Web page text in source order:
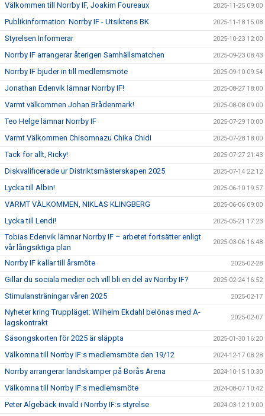
Välkommen till Norrby IF, Joakim Foureaux 2025-11-25 09:00
Publikinformation: Norrby IF - Utsiktens BK 2025-11-18 15:08
Styrelsen Informerar 2025-10-23 12:00
Norrby IF arrangerar återigen Samhällsmatchen 2025-09-23 08:43
Norrby IF bjuder in till medlemsmöte 2025-09-10 09:54
Jonathan Edenvik lämnar Norrby IF! 2025-08-27 18:00
Varmt välkommen Johan Brådenmark! 2025-08-08 09:00
Teo Helge lämnar Norrby IF 2025-07-29 10:00
Varmt Välkommen Chisomnazu Chika Chidi 2025-07-28 18:00
Tack för allt, Ricky! 2025-07-27 21:43
Diskvalificerade ur Distriktsmästerskapen 2025 2025-07-14 22:12
Lycka till Albin! 2025-06-10 19:57
VARMT VÄLKOMMEN, NIKLAS KLINGBERG 2025-06-06 09:00
Lycka till Lendi! 2025-05-21 17:23
Tobias Edenvik lämnar Norrby IF – arbetet fortsätter enligt
vår långsiktiga plan
2025-03-06 16:48
Norrby IF kallar till årsmöte 2025-02-28
Gillar du sociala medier och vill bli en del av Norrby IF? 2025-02-24 16:52
Stimulansträningar våren 2025 2025-02-17
Nyheter kring Truppläget: Wilhelm Ekdahl belönas med A-
lagskontrakt
2025-02-07
Säsongskorten för 2025 är släppta 2025-01-30 16:20
Välkomna till Norrby IF:s medlemsmöte den 19/12 2024-12-17 08:28
Norrby arrangerar landskamper på Borås Arena 2024-10-15 10:30
Välkomna till Norrby IF:s medlemsmöte 2024-08-07 10:42
Peter Algebäck invald i Norrby IF:s styrelse 2024-03-12 19:00